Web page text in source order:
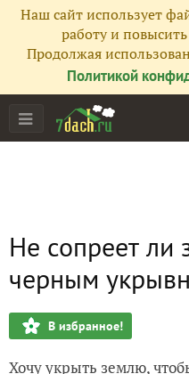
Наш сайт использует
работу и
Продолжая
Политикой
Не сопреет ли
черным
В избранное!
Хочу укрыть землю,